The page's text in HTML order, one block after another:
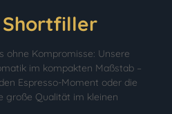
ohne Kompromisse: Unsere
im kompakten Maßstab –
Espresso-Moment oder die
große Qualität im kleinen